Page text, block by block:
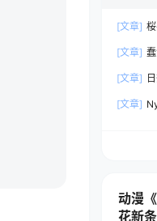
[文章]
[文章]
[文章]
[文章]
动漫
花新